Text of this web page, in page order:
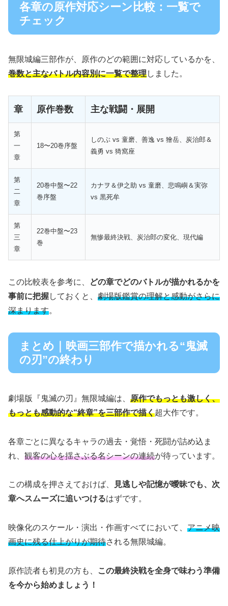
各章の原作対応シーン比較：一覧で
チェック
無限城編三部作が、原作のどの範囲に対応しているかを、
巻数と主なバトル内容別に一覧で整理しました。
章 原作巻数 主な戦闘・展開
第
一
章
18〜20巻序盤
しのぶ vs 童磨、善逸 vs 獪岳、炭治郎＆
義勇 vs 猗窩座
第
二
章
20巻中盤〜22
巻序盤
カナヲ＆伊之助 vs 童磨、悲鳴嶼＆実弥
vs 黒死牟
第
三
章
22巻中盤〜23
巻
無惨最終決戦、炭治郎の変化、現代編
この比較表を参考に、
どの章でどのバトルが描かれるかを
事前に把握しておくと、 劇場版鑑賞の理解と感動がさらに
深まります。
まとめ｜映画三部作で描かれる“鬼滅
の刃”の終わり
劇場版『鬼滅の刃』無限城編は、 原作でもっとも激しく、
もっとも感動的な“終章”を三部作で描く超大作です。
各章ごとに異なるキャラの過去・覚悟・死闘が詰め込ま
れ、 観客の心を揺さぶる名シーンの連続が待っています。
この構成を押さえておけば、
見逃しや記憶が曖昧でも、次
章へスムーズに追いつけるはずです。
映像化のスケール・演出・作画すべてにおいて、 アニメ映
画史に残る仕上がりが期待される無限城編。
原作読者も初見の方も、
この最終決戦を全身で味わう準備
を今から始めましょう！